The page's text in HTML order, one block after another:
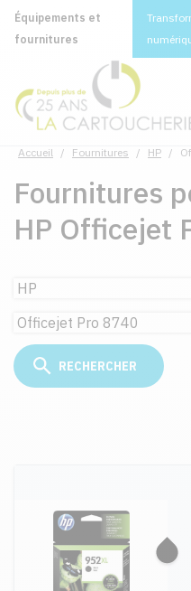
Équipements et
fournitures
Accueil / Fournitures / HP /
Fournitures
HP Officejet